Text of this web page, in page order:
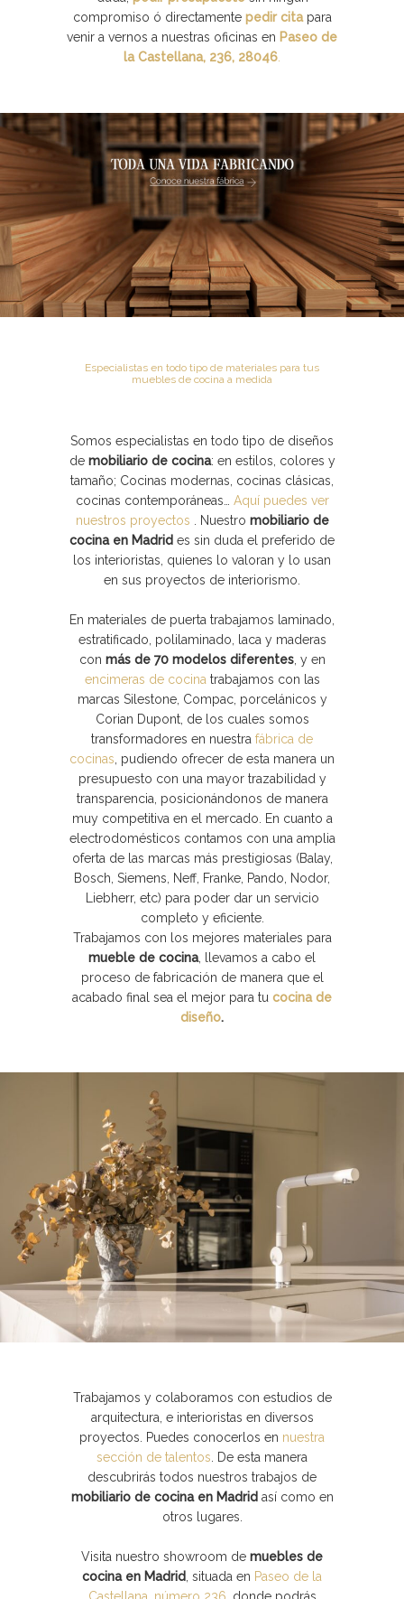
compromiso ó directamente pedir citapara
venir a vernos a nuestras oficinas en Paseo de
la Castellana, 236, 28046.
Especialistas en todo tipo de materiales para tus
muebles de cocina a medida
Somos especialistas en todo tipo de diseños
de mobiliario de cocina: en estilos, colores y
tamaño; Cocinas modernas, cocinas clásicas,
cocinas contemporáneas… Aquí puedes ver
nuestros proyectos . Nuestro mobiliario de
cocina en Madrid es sin duda el preferido de
los interioristas, quienes lo valoran y lo usan
en sus proyectos de interiorismo.
En materiales de puerta trabajamos laminado,
estratificado, polilaminado, laca y maderas
con más de 70 modelos diferentes, y en
encimeras de cocina trabajamos con las
marcas Silestone, Compac, porcelánicos y
Corian Dupont, de los cuales somos
transformadores en nuestra fábrica de
cocinas , pudiendo ofrecer de esta manera un
presupuesto con una mayor trazabilidad y
transparencia, posicionándonos de manera
muy competitiva en el mercado. En cuanto a
electrodomésticos contamos con una amplia
oferta de las marcas más prestigiosas (Balay,
Bosch, Siemens, Neff, Franke, Pando, Nodor,
Liebherr, etc) para poder dar un servicio
completo y eficiente.
Trabajamos con los mejores materiales para
mueble de cocina, llevamos a cabo el
proceso de fabricación de manera que el
acabado final sea el mejor para tu cocina de
diseño.
Trabajamos y colaboramos con estudios de
arquitectura, e interioristas en diversos
proyectos. Puedes conocerlos en nuestra
sección de talentos . De esta manera
descubrirás todos nuestros trabajos de
mobiliario de cocina en Madrid así como en
otros lugares.
Visita nuestro showroom de muebles de
cocina en Madrid , situada en Paseo de la
Castellana, número 236 , donde podrás